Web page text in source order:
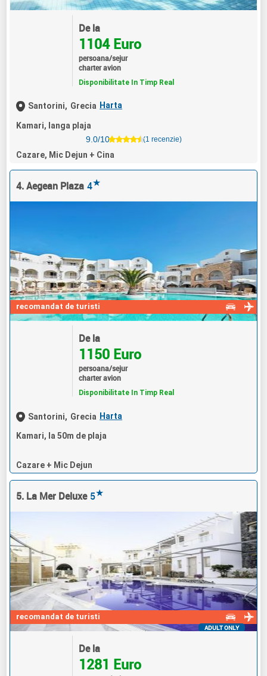
De la
1104 Euro
persoana/sejur
charter avion
Disponibilitate In Timp Real
Santorini, Grecia Harta
Kamari, langa plaja
9.0/10
(1 recenzie)
Cazare, Mic Dejun + Cina
4. Aegean Plaza 4★
recomandat de turisti
De la
1150 Euro
persoana/sejur
charter avion
Disponibilitate In Timp Real
Santorini, Grecia Harta
Kamari, la 50m de plaja
Cazare + Mic Dejun
5. La Mer Deluxe 5★
recomandat de turisti
ADULT ONLY
De la
1281 Euro